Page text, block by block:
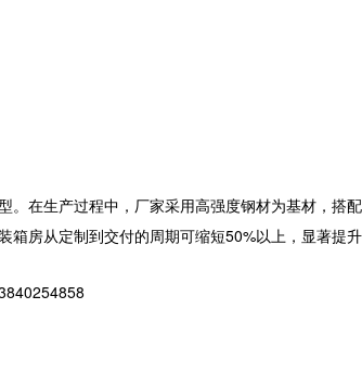
。在生产过程中，厂家采用高强度钢材为基材，搭配
箱房从定制到交付的周期可缩短50%以上，显著提升